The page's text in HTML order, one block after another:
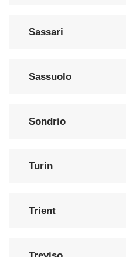
Sassari
Sassuolo
Sondrio
Turin
Trient